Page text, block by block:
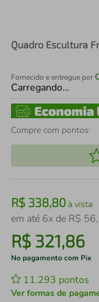
Quadro Escultura
Fornecido e entregue por
Carregando…
Compre com pontos:
R$ 338,80à vista
em até 6x de R$ 56,
R$ 321,86
No pagamento com Pix
11.293 pontos
Ver formas de